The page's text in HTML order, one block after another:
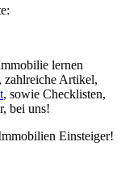
lernen
, zahlreiche Artikel,
, sowie Checklisten,
bei uns!
Einsteiger!